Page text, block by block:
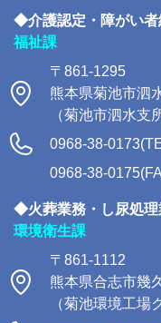
◆介護認定・障がい者
福祉課
〒861-1295
熊本県菊池市泗
（菊池市泗水支
0968-38-
0968-38-
◆火葬業務・し尿処理
環境衛生課
〒861-1112
熊本県合志市幾
（菊池環境工場